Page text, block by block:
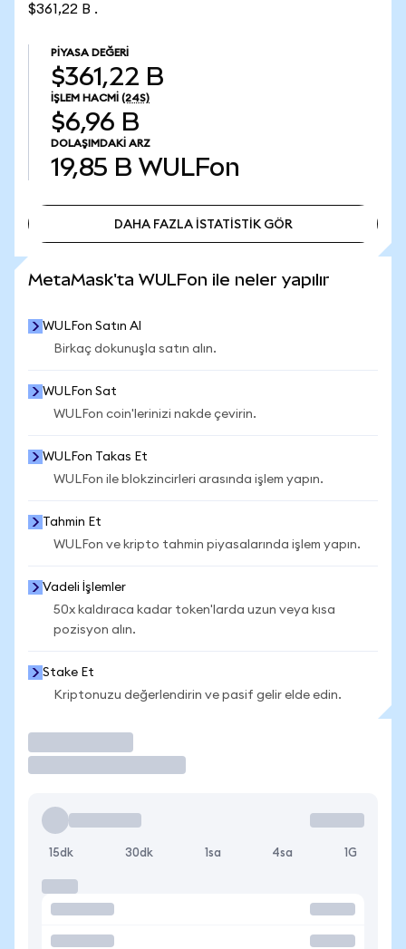
$361,22 B .
PIYASA DEĞERI
$361,22 B
İŞLEM HACMI (24S)
$6,96 B
DOLAŞIMDAKI ARZ
19,85 B WULFon
DAHA FAZLA İSTATİSTİK GÖR
MetaMask'ta WULFon ile neler yapılır
WULFon Satın Al
Birkaç dokunuşla satın alın.
WULFon Sat
WULFon coin'lerinizi nakde çevirin.
WULFon Takas Et
WULFon ile blokzincirleri arasında işlem yapın.
Tahmin Et
WULFon ve kripto tahmin piyasalarında işlem yapın.
Vadeli İşlemler
50x kaldıraca kadar token'larda uzun veya kısa
pozisyon alın.
Stake Et
Kriptonuzu değerlendirin ve pasif gelir elde edin.
15dk 30dk 1sa 4sa 1G